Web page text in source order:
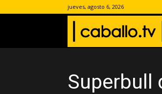
jueves, agosto 6, 2026
Superbull